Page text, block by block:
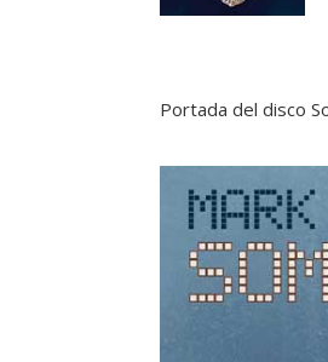
Portada del disco